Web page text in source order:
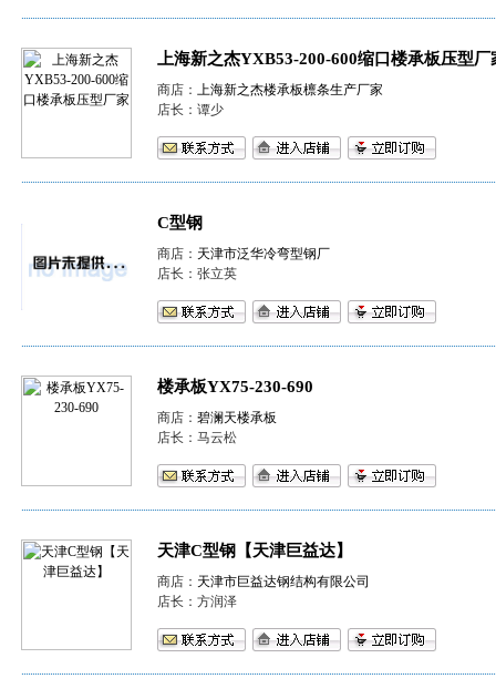
上海新之杰YXB53-200-600缩口楼承板压型厂
商店： 上海新之杰楼承板檩条生产厂家
店长：谭少
C型钢
商店： 天津市泛华冷弯型钢厂
店长：张立英
楼承板YX75-230-690
商店： 碧澜天楼承板
店长：马云松
天津C型钢【天津巨益达】
商店： 天津市巨益达钢结构有限公司
店长：方润泽